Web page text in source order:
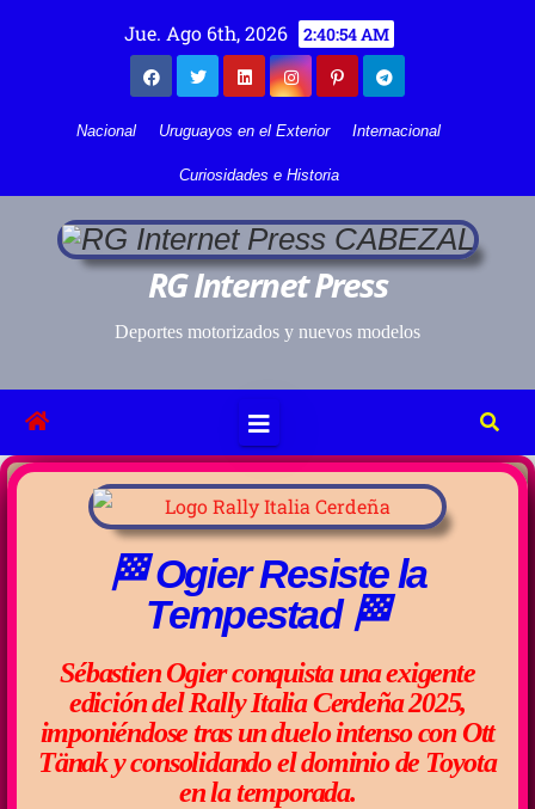
Jue. Ago 6th, 2026 2:40:54 AM
Nacional Uruguayos en el Exterior Internacional
Curiosidades e Historia
RG Internet Press
Deportes motorizados y nuevos modelos
🏁 Ogier Resiste la
Tempestad 🏁
Sébastien Ogier conquista una exigente
edición del Rally Italia Cerdeña 2025,
imponiéndose tras un duelo intenso con Ott
Tänak y consolidando el dominio de Toyota
en la temporada.